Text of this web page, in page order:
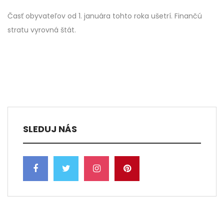
Časť obyvateľov od 1. januára tohto roka ušetrí. Finančú
stratu vyrovná štát.
SLEDUJ NÁS